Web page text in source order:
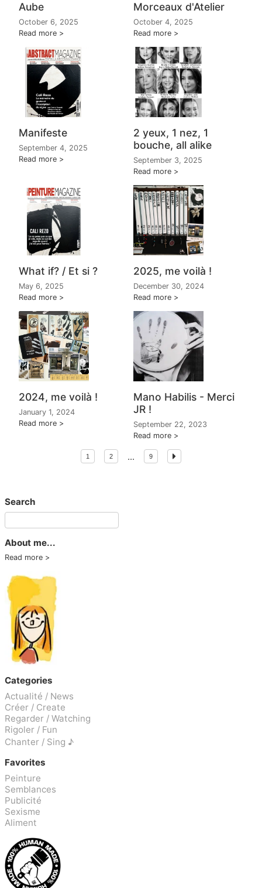
Aube
October 6, 2025
Read more
Morceaux d'Atelier
October 4, 2025
Read more
Manifeste
September 4, 2025
Read more
2 yeux, 1 nez, 1
bouche, all alike
September 3, 2025
Read more
What if? / Et si ?
May 6, 2025
Read more
2025, me voilà !
December 30, 2024
Read more
2024, me voilà !
January 1, 2024
Read more
Mano Habilis - Merci
JR !
September 22, 2023
Read more
1 2 ... 9
Search
About me...
Read more
Categories
Actualité / News
Créer / Create
Regarder / Watching
Rigoler / Fun
Chanter / Sing ♪
Favorites
Peinture
Semblances
Publicité
Sexisme
Aliment